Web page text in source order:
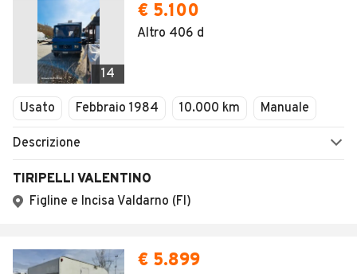
14
€ 5.100
Altro 406 d
Usato Febbraio 1984 10.000 km Manuale
Descrizione
TIRIPELLI VALENTINO
Figline e Incisa Valdarno (FI)
€ 5.899